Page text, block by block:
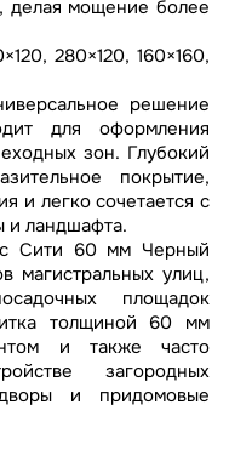
делая мощение более
280×120, 160×160,
решение
для оформления
зон. Глубокий
покрытие,
и легко сочетается с
и ландшафта.
Сити 60 мм Черный
магистральных улиц,
площадок
толщиной 60 мм
и также часто
загородных
и придомовые